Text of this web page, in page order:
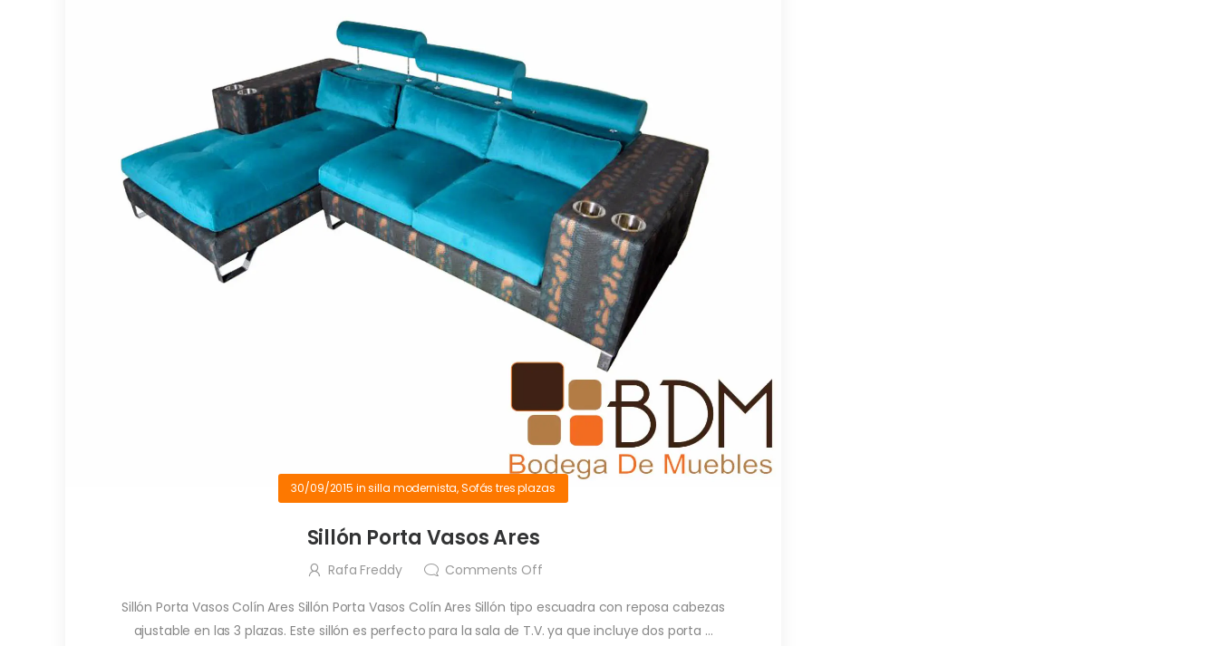
30/09/2015 insilla modernista,Sofás tres plazas
Sillón Porta Vasos Ares
Rafa Freddy Comments Off
Sillón Porta Vasos Colín Ares Sillón Porta Vasos Colín Ares Sillón tipo escuadra con reposa cabezas
ajustable en las 3 plazas. Este sillón es perfecto para la sala de T.V. ya que incluye dos porta ...